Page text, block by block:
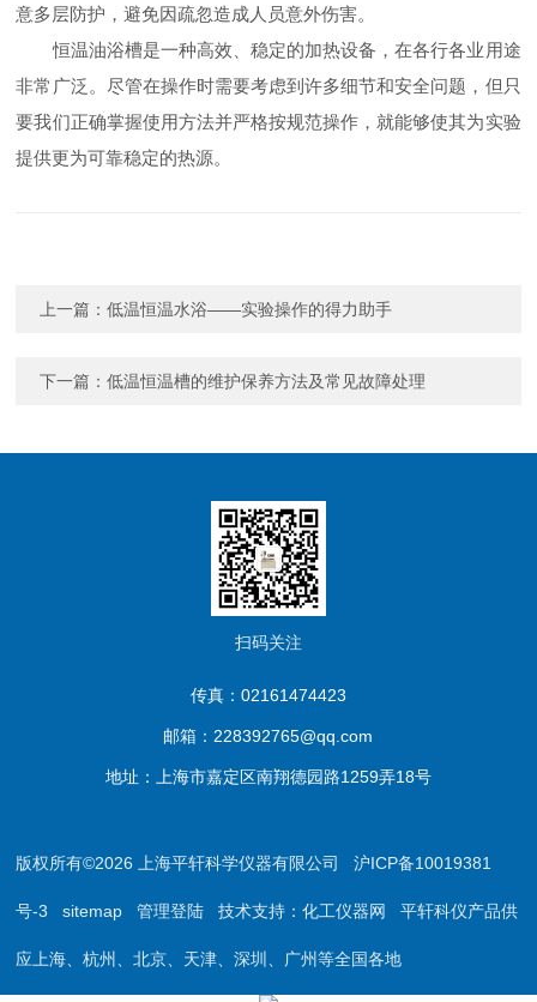
意多层防护，避免因疏忽造成人员意外伤害。
恒温油浴槽是一种高效、稳定的加热设备，在各行各业用途
非常广泛。尽管在操作时需要考虑到许多细节和安全问题，但只
要我们正确掌握使用方法并严格按规范操作，就能够使其为实验
提供更为可靠稳定的热源。
上一篇：低温恒温水浴——实验操作的得力助手
下一篇：低温恒温槽的维护保养方法及常见故障处理
扫码关注
传真：02161474423
邮箱：228392765@qq.com
地址：上海市嘉定区南翔德园路1259弄18号
版权所有©2026 上海平轩科学仪器有限公司沪ICP备10019381
号-3 sitemap 管理登陆 技术支持：化工仪器网 平轩科仪产品供
应上海、杭州、北京、天津、深圳、广州等全国各地